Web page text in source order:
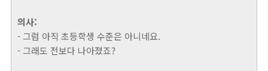
의사:
- 그럼 아직 초등학생 수준은 아니네요.
- 그래도 전보다 나아졌죠?